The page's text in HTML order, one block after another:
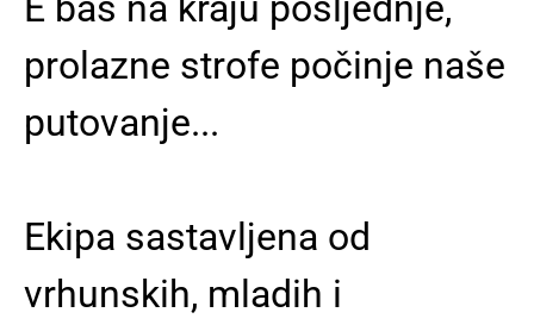
prolazne strofe počinje naše
putovanje...
Ekipa sastavljena od
vrhunskih, mladih i